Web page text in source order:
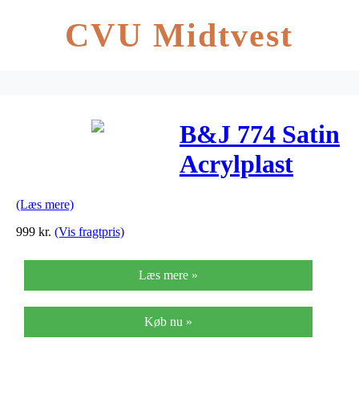
CVU Midtvest
B&J 774 Satin
Acrylplast
(Læs mere)
999 kr. (Vis fragtpris)
Læs mere »
Køb nu »